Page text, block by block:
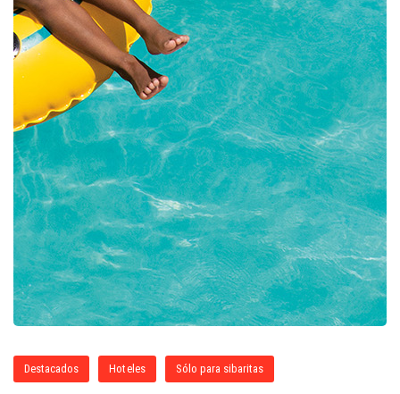
Destacados Hoteles Sólo para sibaritas